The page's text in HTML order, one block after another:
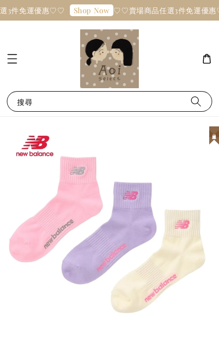
3件免運優惠♡♡ Shop Now ♡♡賣場商品任選3件免運優
搜尋